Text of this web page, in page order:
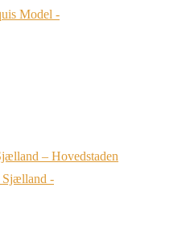
– Hovedstaden